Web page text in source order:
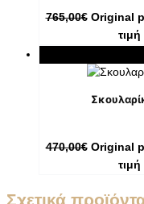
765,00€ Original
470,00€ Original
Σχετικά